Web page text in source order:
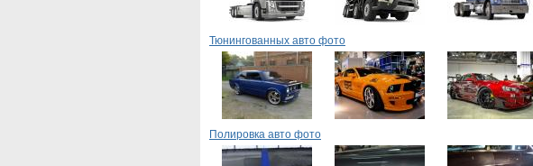
Тюнингованных авто фото
Полировка авто фото